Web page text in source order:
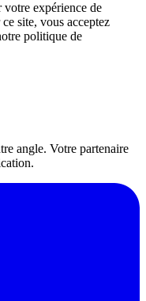
expérience de
site, vous acceptez
politique de
angle. Votre partenaire